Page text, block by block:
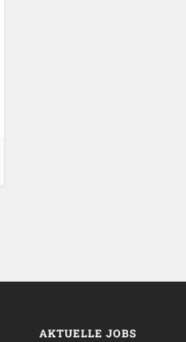
AKTUELLE JOBS